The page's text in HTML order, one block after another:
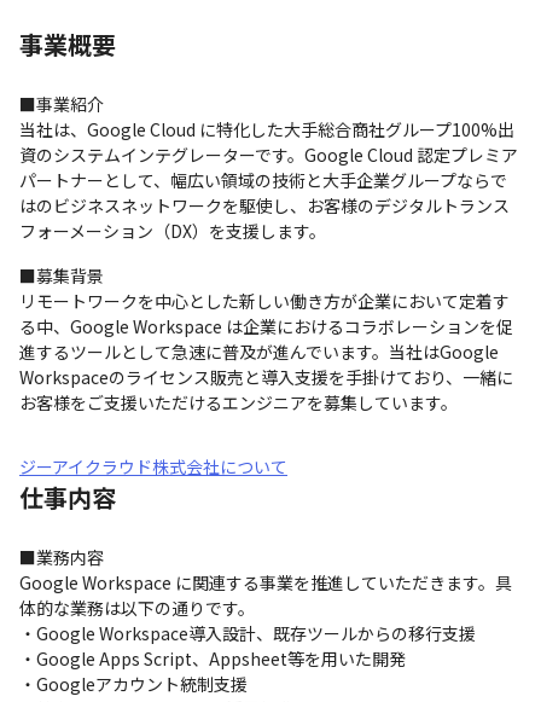
事業概要
■事業紹介
当社は、Google Cloud に特化した大手総合商社グループ100%出
資のシステムインテグレーターです。Google Cloud 認定プレミア
パートナーとして、幅広い領域の技術と大手企業グループならで
はのビジネスネットワークを駆使し、お客様のデジタルトランス
フォーメーション（DX）を支援します。
■募集背景
リモートワークを中心とした新しい働き方が企業において定着す
る中、Google Workspace は企業におけるコラボレーションを促
進するツールとして急速に普及が進んでいます。当社はGoogle
Workspaceのライセンス販売と導入支援を手掛けており、一緒に
お客様をご支援いただけるエンジニアを募集しています。
ジーアイクラウド株式会社について
仕事内容
■業務内容
Google Workspace に関連する事業を推進していただきます。具
体的な業務は以下の通りです。
・Google Workspace導入設計、既存ツールからの移行支援
・Google Apps Script、Appsheet等を用いた開発
・Googleアカウント統制支援